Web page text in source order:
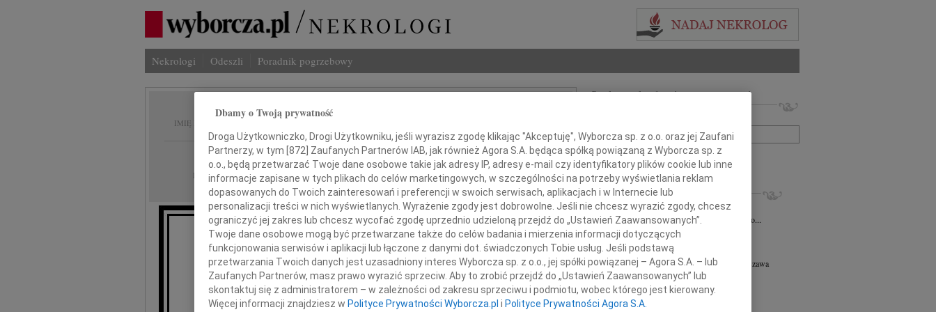
Nekrologi Odeszli Poradnik pogrzebowy
IMIĘ I NAZWISKO: Jerzy Boćkowski
REGION: Warszawa
DATA EMISJI: 08.07.2026
Drogim
Hani i Oleńce
Szukaj nekrologów i wspomnień
+ szukanie zaawansowane
INNE NEKROLOGI
Eugeniusz Butruk 05.08.2026Warszawa
Z ogromnym żalem przyjęliśmy wiadomość o...
04.08.2026Warszawa
Wyrazy współczucia z powodu śmierci...
Andrzej Piotr Gołaszewski 05.08.2026
Warszawa
doktor nauk technicznych Andrzej Piotr...
05.08.2026Warszawa
Dr Matyldzie Mielcarskiej, najszczersze...
Dbamy o Twoją prywatność
Droga Użytkowniczko, Drogi Użytkowniku, jeśli wyrazisz zgodę klikając "Akceptuję", Wyborcza sp. z o.o. oraz jej Zaufani
Partnerzy, w tym [ 872 ] Zaufanych Partnerów IAB, jak również Agora S.A. będąca spółką powiązaną z Wyborcza sp. z
o.o., będą przetwarzać Twoje dane osobowe takie jak adresy IP, adresy e-mail czy identyfikatory plików cookie lub inne
informacje zapisane w tych plikach do celów marketingowych, w szczególności na potrzeby wyświetlania reklam
dopasowanych do Twoich zainteresowań i preferencji w swoich serwisach, aplikacjach i w Internecie lub
personalizacji treści w nich wyświetlanych. Wyrażenie zgody jest dobrowolne. Jeśli nie chcesz wyrazić zgody, chcesz
ograniczyć jej zakres lub chcesz wycofać zgodę uprzednio udzieloną przejdź do „Ustawień Zaawansowanych”.
Twoje dane osobowe mogą być przetwarzane także do celów badania i mierzenia informacji dotyczących
funkcjonowania serwisów i aplikacji lub łączone z danymi dot. świadczonych Tobie usług. Jeśli podstawą
przetwarzania Twoich danych jest uzasadniony interes Wyborcza sp. z o.o., jej spółki powiązanej – Agora S.A. – lub
Zaufanych Partnerów, masz prawo wyrazić sprzeciw. Aby to zrobić przejdź do „Ustawień Zaawansowanych” lub
skontaktuj się z administratorem – w zależności od zakresu sprzeciwu i podmiotu, wobec którego jest kierowany.
Więcej informacji znajdziesz w Polityce Prywatności Wyborcza.pl i Polityce Prywatności Agora S.A.